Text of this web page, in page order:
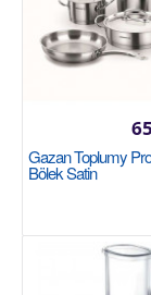
Farfor
A8282-3
KORKMAZ
Gazan Toplumy
Bölek Satin